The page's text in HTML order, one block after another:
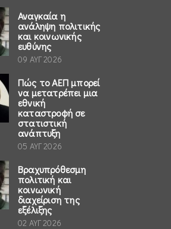
Αναγκαία η
ανάληψη πολιτικής
και κοινωνικής
ευθύνης
09 ΑΥΓ 2026
Πώς το ΑΕΠ μπορεί
να μετατρέπει μια
εθνική
καταστροφή σε
στατιστική
ανάπτυξη
05 ΑΥΓ 2026
Βραχυπρόθεσμη
πολιτική και
κοινωνική
διαχείριση της
εξέλιξης
02 ΑΥΓ 2026